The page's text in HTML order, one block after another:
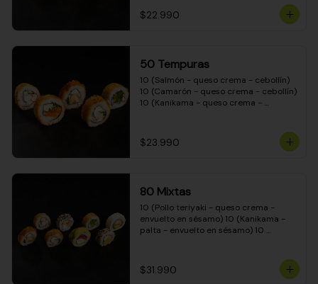
cebollín - envuelto en masa tempura)
10 (Pimentón - queso crema - cebollín
$22.990
50 Tempuras
10 (Salmón - queso crema - cebollín)
10 (Camarón - queso crema - cebollín)
10 (Kanikama - queso crema -
crema - cebollín)
$23.990
80 Mixtas
10 (Pollo teriyaki - queso crema -
envuelto en sésamo) 10 (Kanikama -
palta - envuelto en sésamo) 10
envuelto en queso crema) 10
(Camarón - queso crema - cebollín -
$31.990